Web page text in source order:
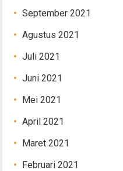
September 2021
Agustus 2021
Juli 2021
Juni 2021
Mei 2021
April 2021
Maret 2021
Februari 2021